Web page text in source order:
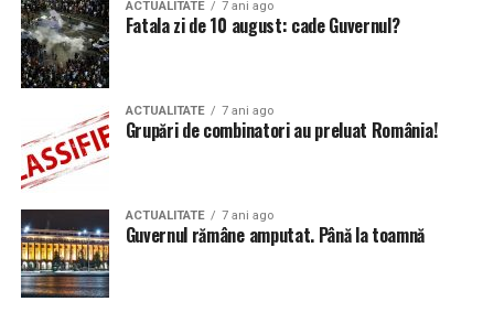
ACTUALITATE 7 ani ago
Fatala zi de 10 august: cade Guvernul?
ACTUALITATE 7 ani ago
Grupări de combinatori au preluat România!
ACTUALITATE 7 ani ago
Guvernul rămâne amputat. Până la toamnă